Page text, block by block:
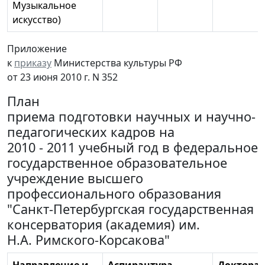
Музыкальное
искусство)
Приложение
к приказу Министерства культуры РФ
от 23 июня 2010 г. N 352
План
приема подготовки научных и научно-
педагогических кадров на
2010 - 2011 учебный год в федеральное
государственное образовательное
учреждение высшего
профессионального образования
"Санкт-Петербургская государственная
консерватория (академия) им.
Н.А. Римского-Корсакова"